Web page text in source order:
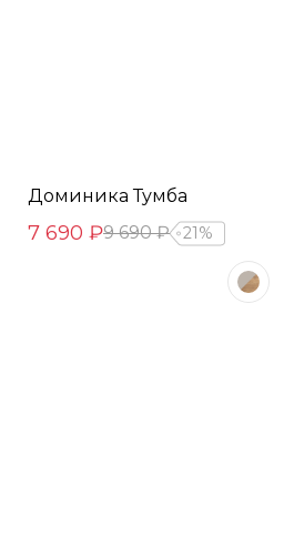
Доминика Тумба
7 690 ₽9 690 ₽ 21%